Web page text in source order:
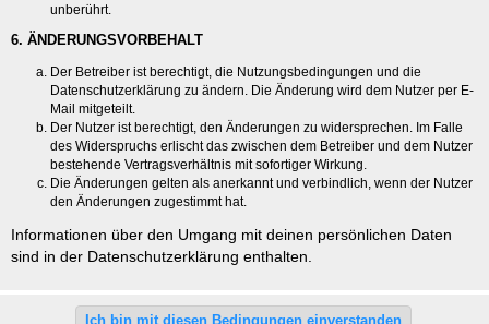
unberührt.
6. ÄNDERUNGSVORBEHALT
Der Betreiber ist berechtigt, die Nutzungsbedingungen und die
Datenschutzerklärung zu ändern. Die Änderung wird dem Nutzer per E-
Mail mitgeteilt.
Der Nutzer ist berechtigt, den Änderungen zu widersprechen. Im Falle
des Widerspruchs erlischt das zwischen dem Betreiber und dem Nutzer
bestehende Vertragsverhältnis mit sofortiger Wirkung.
Die Änderungen gelten als anerkannt und verbindlich, wenn der Nutzer
den Änderungen zugestimmt hat.
Informationen über den Umgang mit deinen persönlichen Daten
sind in der Datenschutzerklärung enthalten.